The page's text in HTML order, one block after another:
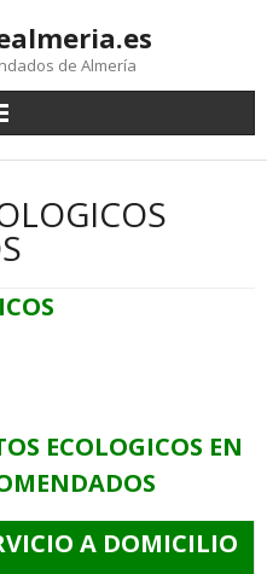
de Almería
ECOLOGICOS EN
A DOMICILIO